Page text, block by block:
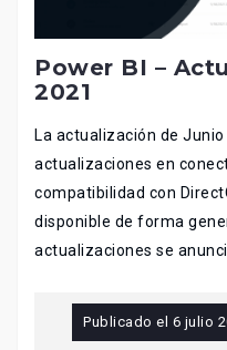
Power BI –
2021
La actualización de
actualizaciones en
compatibilidad con
disponible de forma
actualizaciones se
Publicado el 6 julio